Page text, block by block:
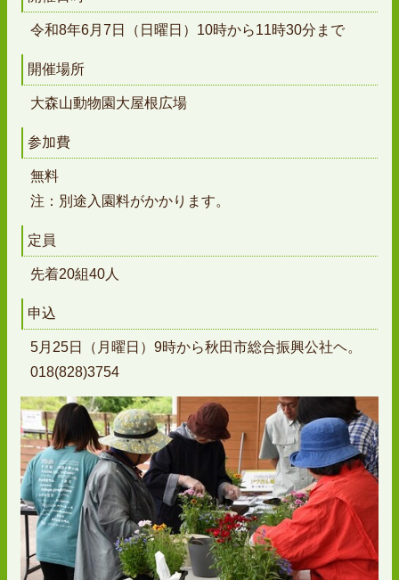
令和8年6月7日（日曜日）10時から11時30分まで
開催場所
大森山動物園大屋根広場
参加費
無料
注：別途入園料がかかります。
定員
先着20組40人
申込
5月25日（月曜日）9時から秋田市総合振興公社ヘ。
018(828)3754